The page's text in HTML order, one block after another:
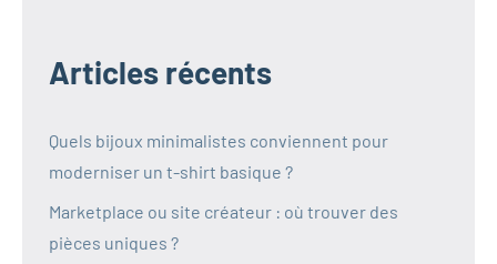
Articles récents
Quels bijoux minimalistes conviennent pour
moderniser un t-shirt basique ?
Marketplace ou site créateur : où trouver des
pièces uniques ?